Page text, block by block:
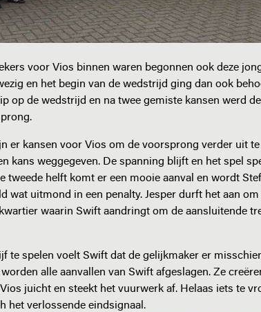
voor Vios binnen waren begonnen ook deze
en het begin van de wedstrijd ging dan ook
op de wedstrijd en na twee gemiste kansen werd
er kansen voor Vios om de voorsprong verder uit
kans weggegeven. De spanning blijft en het spel
tweede helft komt er een mooie aanval en wordt
wat uitmond in een penalty. Jesper durft het aan
waarin Swift aandringt om de aansluitende
te spelen voelt Swift dat de gelijkmaker er
alle aanvallen van Swift afgeslagen. Ze
juicht en steekt het vuurwerk af. Helaas iets te
het verlossende eindsignaal.